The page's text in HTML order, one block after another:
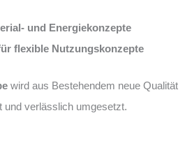
und Energiekonzepte
flexible Nutzungskonzepte
wird aus Bestehendem neue Qualität
und verlässlich umgesetzt.